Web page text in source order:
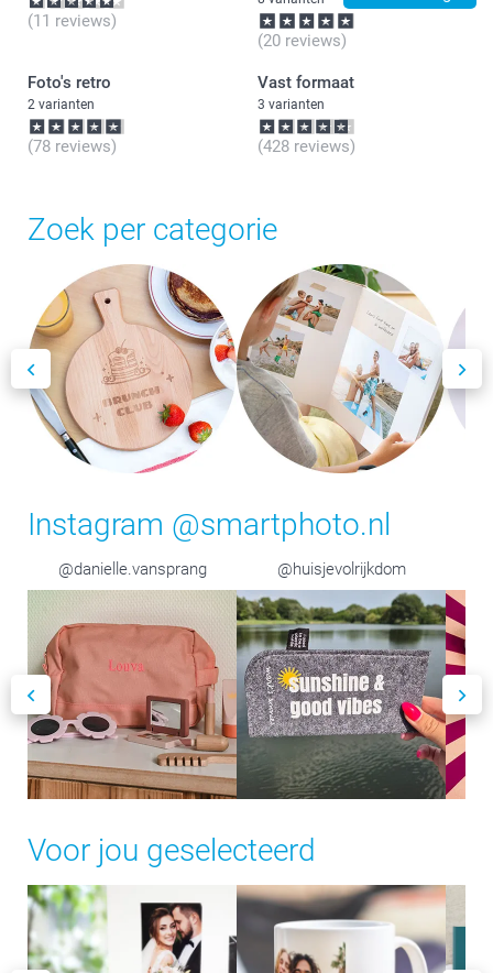
(11 reviews)
(20 reviews)
Foto's retro
2 varianten
(78 reviews)
Vast formaat
3 varianten
(428 reviews)
Zoek per categorie
Instagram @smartphoto.nl
@danielle.vansprang @huisjevolrijkdom
Voor jou geselecteerd